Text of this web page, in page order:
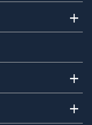
+
+
+